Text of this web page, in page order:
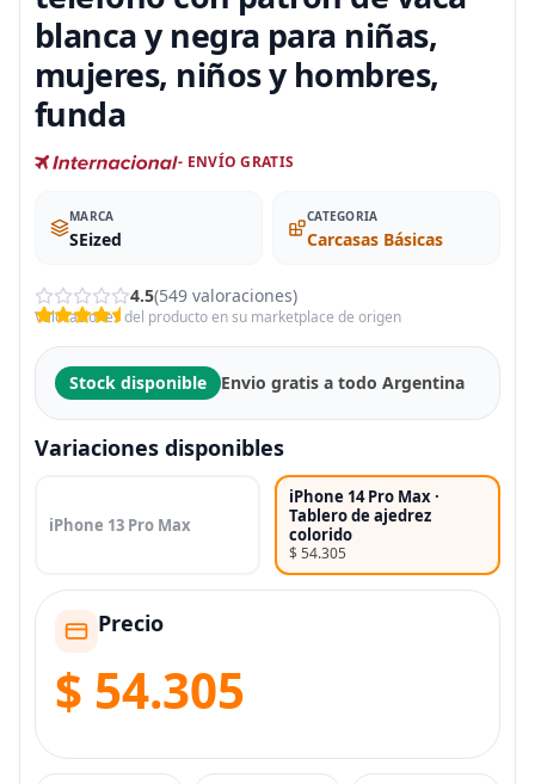
blanca y negra para niñas,
mujeres, niños y hombres,
funda
- ENVÍO GRATIS
MARCA
SEized
CATEGORIA
Carcasas Básicas
4.5(549 valoraciones)
Valoraciones del producto en su marketplace de origen
Stock disponible Envio gratis a todo Argentina
Variaciones disponibles
iPhone 13 Pro Max
iPhone 14 Pro Max ·
Tablero de ajedrez
colorido
$ 54.305
Precio
$ 54.305